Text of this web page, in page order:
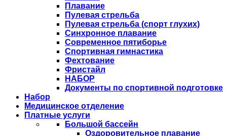
Плавание
Пулевая стрельба
Пулевая стрельба (спорт глухих)
Синхронное плавание
Современное пятиборье
Спортивная гимнастика
Фехтование
Фристайл
НАБОР
Документы по спортивной подготовке
Набор
Медицинское отделение
Платные услуги
Большой бассейн
Оздоровительное плавание